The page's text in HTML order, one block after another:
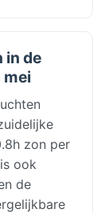
in de
mei
zon per
ook
de